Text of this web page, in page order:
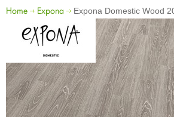
Home Expona Expona Domestic Wood